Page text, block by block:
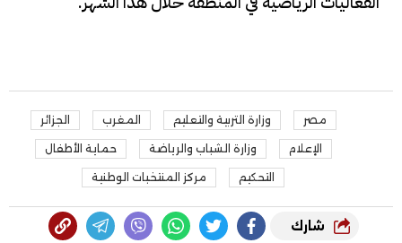
مصر وزارة التربية والتعليم المغرب الجزائر
الإعلام وزارة الشباب والرياضة حماية الأطفال
التحكيم مركز المنتخبات الوطنية
شارك